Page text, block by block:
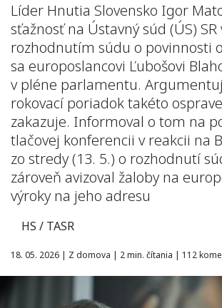
Líder Hnutia Slovensko Igor
sťažnosť na Ústavný súd (ÚS) SR
rozhodnutím súdu o povinnosti
sa europoslancovi Ľubošovi
v pléne parlamentu.
rokovací poriadok takéto
zakazuje. Informoval o tom na
tlačovej konferencii v reakcii na
zo stredy (13. 5.) o rozhodnutí
zároveň avizoval žaloby na
výroky na jeho adresu
HS / TASR
18. 05. 2026 | Z domova | 2 min. čítania | 112